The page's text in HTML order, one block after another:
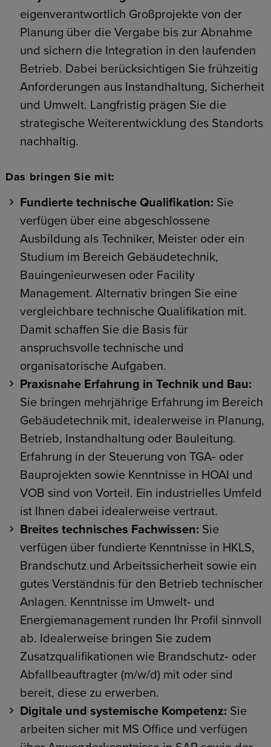
eigenverantwortlich Großprojekte von der
Planung über die Vergabe bis zur Abnahme
und sichern die Integration in den laufenden
Betrieb. Dabei berücksichtigen Sie frühzeitig
Anforderungen aus Instandhaltung, Sicherheit
und Umwelt. Langfristig prägen Sie die
strategische Weiterentwicklung des Standorts
nachhaltig.
Das bringen Sie mit:
Fundierte technische Qualifikation: Sie
verfügen über eine abgeschlossene
Ausbildung als Techniker, Meister oder ein
Studium im Bereich Gebäudetechnik,
Bauingenieurwesen oder Facility
Management. Alternativ bringen Sie eine
vergleichbare technische Qualifikation mit.
Damit schaffen Sie die Basis für
anspruchsvolle technische und
organisatorische Aufgaben.
Praxisnahe Erfahrung in Technik und Bau:
Sie bringen mehrjährige Erfahrung im Bereich
Gebäudetechnik mit, idealerweise in Planung,
Betrieb, Instandhaltung oder Bauleitung.
Erfahrung in der Steuerung von TGA‑ oder
Bauprojekten sowie Kenntnisse in HOAI und
VOB sind von Vorteil. Ein industrielles Umfeld
ist Ihnen dabei idealerweise vertraut.
Breites technisches Fachwissen: Sie
verfügen über fundierte Kenntnisse in HKLS,
Brandschutz und Arbeitssicherheit sowie ein
gutes Verständnis für den Betrieb technischer
Anlagen. Kenntnisse im Umwelt‑ und
Energiemanagement runden Ihr Profil sinnvoll
ab. Idealerweise bringen Sie zudem
Zusatzqualifikationen wie Brandschutz‑ oder
Abfallbeauftragter (m/w/d) mit oder sind
bereit, diese zu erwerben.
Digitale und systemische Kompetenz: Sie
arbeiten sicher mit MS Office und verfügen